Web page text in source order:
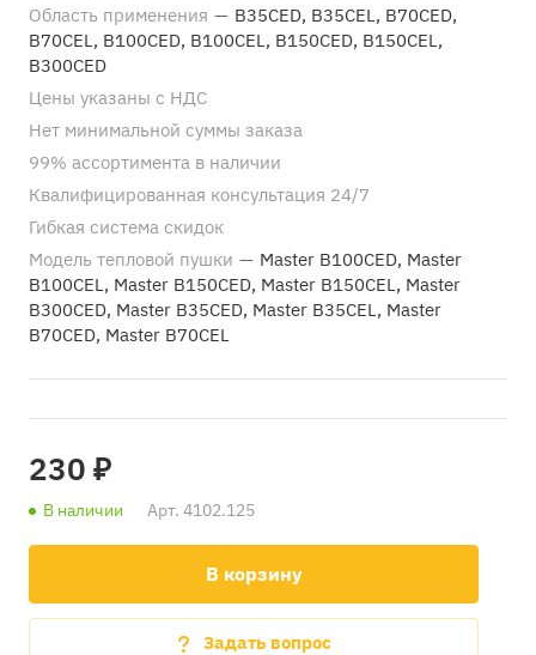
Область применения — B35CED, B35CEL, B70CED,
B70CEL, B100CED, B100CEL, B150CED, B150CEL,
B300CED
Цены указаны с НДС
Нет минимальной суммы заказа
99% ассортимента в наличии
Квалифицированная консультация 24/7
Гибкая система скидок
Модель тепловой пушки — Master B100CED, Master
B100CEL, Master B150CED, Master B150CEL, Master
B300CED, Master B35CED, Master B35CEL, Master
B70CED, Master B70CEL
230 ₽
В наличии Арт. 4102.125
В корзину
Задать вопрос